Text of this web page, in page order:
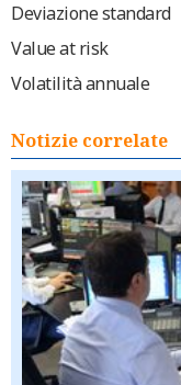
Deviazione standard
Value at risk
Volatilità annuale
Notizie correlate